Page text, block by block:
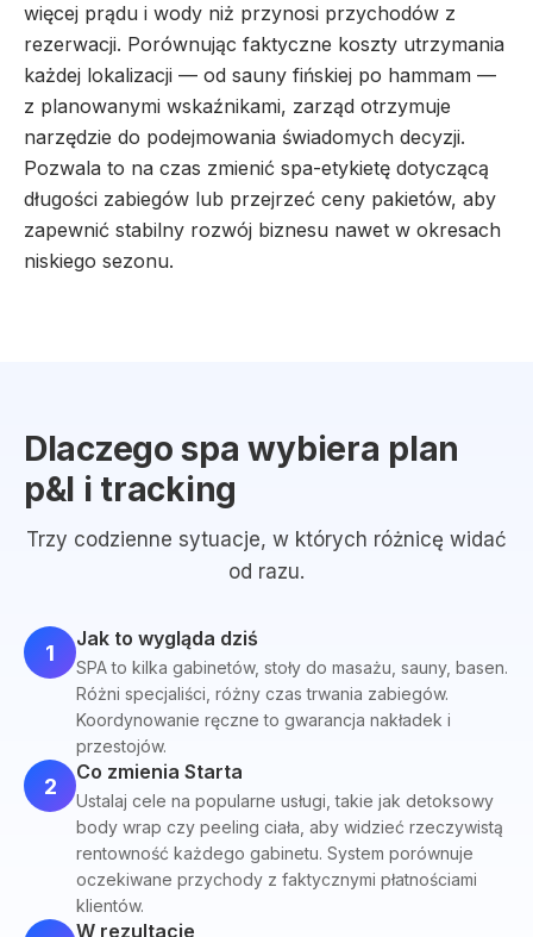
więcej prądu i wody niż przynosi przychodów z
rezerwacji. Porównując faktyczne koszty utrzymania
każdej lokalizacji — od sauny fińskiej po hammam —
z planowanymi wskaźnikami, zarząd otrzymuje
narzędzie do podejmowania świadomych decyzji.
Pozwala to na czas zmienić spa-etykietę dotyczącą
długości zabiegów lub przejrzeć ceny pakietów, aby
zapewnić stabilny rozwój biznesu nawet w okresach
niskiego sezonu.
Dlaczego spa wybiera plan
p&l i tracking
Trzy codzienne sytuacje, w których różnicę widać
od razu.
1
Jak to wygląda dziś
SPA to kilka gabinetów, stoły do masażu, sauny, basen.
Różni specjaliści, różny czas trwania zabiegów.
Koordynowanie ręczne to gwarancja nakładek i
przestojów.
2
Co zmienia Starta
Ustalaj cele na popularne usługi, takie jak detoksowy
body wrap czy peeling ciała, aby widzieć rzeczywistą
rentowność każdego gabinetu. System porównuje
oczekiwane przychody z faktycznymi płatnościami
klientów.
W rezultacie